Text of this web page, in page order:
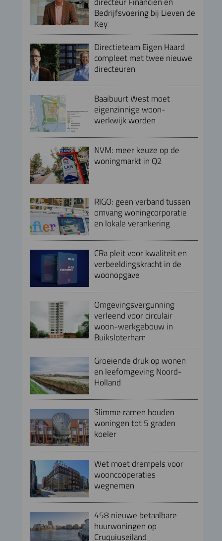
Bedrijfsvoering bij Lieven de
Key
Directieteam Eigen Haard
compleet met twee nieuwe
directeuren
Baaibuurt West moet
eigenzinnige woon-
werkwijk worden
NVM: meer keuze op de
woningmarkt in Q2
RIGO: geen verband tussen
omvang woningcorporatie
en lokale verankering
CRa pleit voor kwaliteit en
verbeeldingskracht in de
woonopgave
Omgevingsvergunning
verleend voor circulair
woon-werkgebouw in
Buiksloterham
Groeiende druk op wonen
en leefomgeving Noord-
Holland
Slimme ramen houden
woningen tot 5 graden
koeler
Wet moet drempels voor
wooncoöperaties
wegnemen
458 nieuwe betaalbare
huurwoningen op
Cruquiuseiland